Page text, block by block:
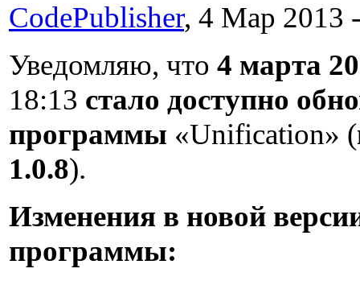
CodePublisher, 4 Мар 2013
Уведомляю, что 4 марта
18:13 стало доступно
программы «Unification» (
1.0.8).
Изменения в новой
программы: